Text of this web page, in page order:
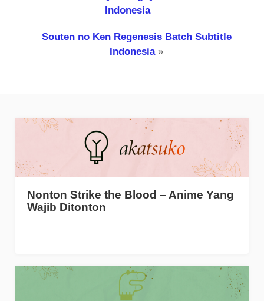
Indonesia
Souten no Ken Regenesis Batch Subtitle
Indonesia»
Nonton Strike the Blood – Anime Yang
Wajib Ditonton